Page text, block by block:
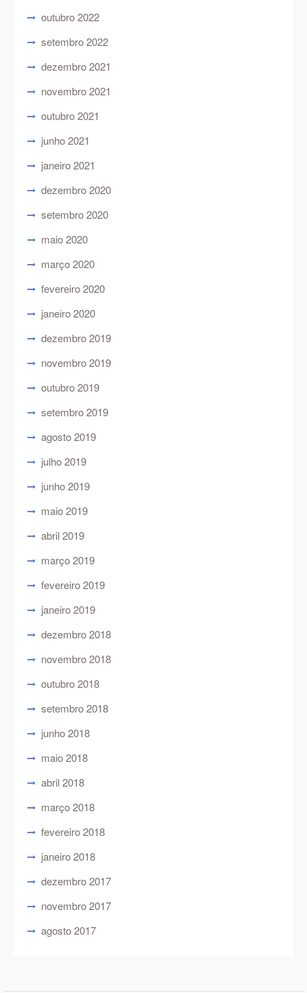
outubro 2022
setembro 2022
dezembro 2021
novembro 2021
outubro 2021
junho 2021
janeiro 2021
dezembro 2020
setembro 2020
maio 2020
março 2020
fevereiro 2020
janeiro 2020
dezembro 2019
novembro 2019
outubro 2019
setembro 2019
agosto 2019
julho 2019
junho 2019
maio 2019
abril 2019
março 2019
fevereiro 2019
janeiro 2019
dezembro 2018
novembro 2018
outubro 2018
setembro 2018
junho 2018
maio 2018
abril 2018
março 2018
fevereiro 2018
janeiro 2018
dezembro 2017
novembro 2017
agosto 2017